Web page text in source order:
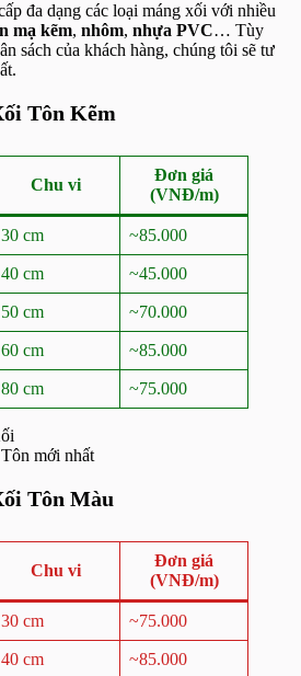
đa dạng các loại máng xối với nhiều
mạ kẽm, nhôm, nhựa PVC… Tùy
sách của khách hàng, chúng tôi sẽ tư
Tôn Kẽm
Chu vi
Đơn giá
(VNĐ/m)
30 cm ~85.000
40 cm ~45.000
50 cm ~70.000
60 cm ~85.000
80 cm ~75.000
mới nhất
Tôn Màu
Chu vi
Đơn giá
(VNĐ/m)
30 cm ~75.000
40 cm ~85.000